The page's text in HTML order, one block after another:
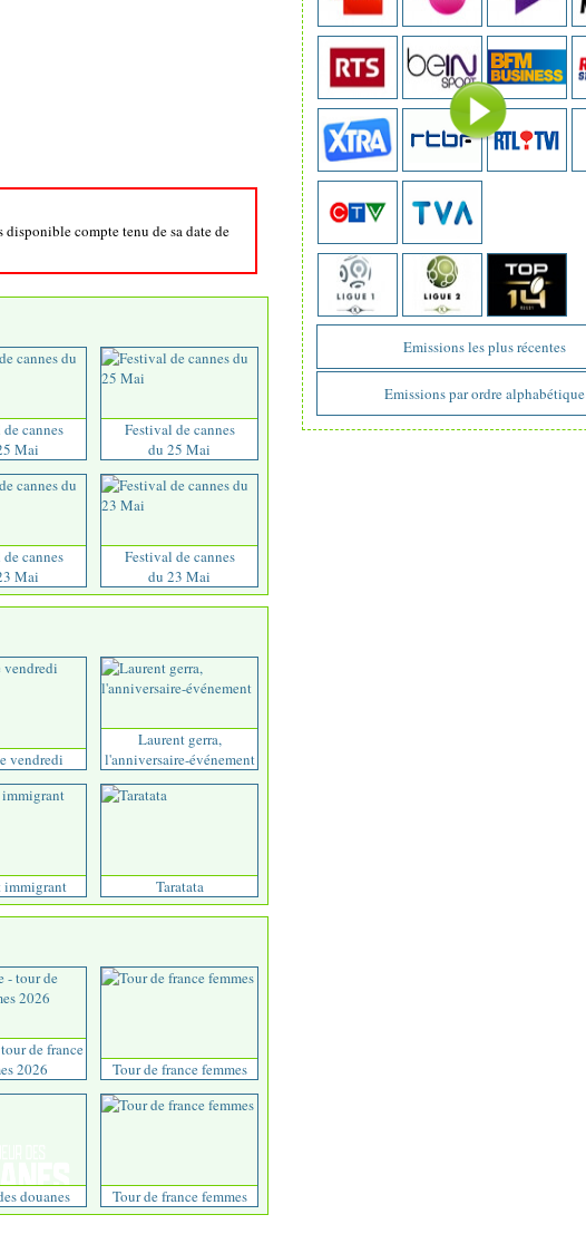
Emissions les plus récentes
Emissions par ordre alphabétique
compte tenu de sa date de
cannes
Mai
Festival de cannes
du 25 Mai
cannes
Mai
Festival de cannes
du 23 Mai
vendredi
Laurent gerra,
l'anniversaire-événement
immigrant Taratata
de france
2026
Tour de france femmes
douanes Tour de france femmes